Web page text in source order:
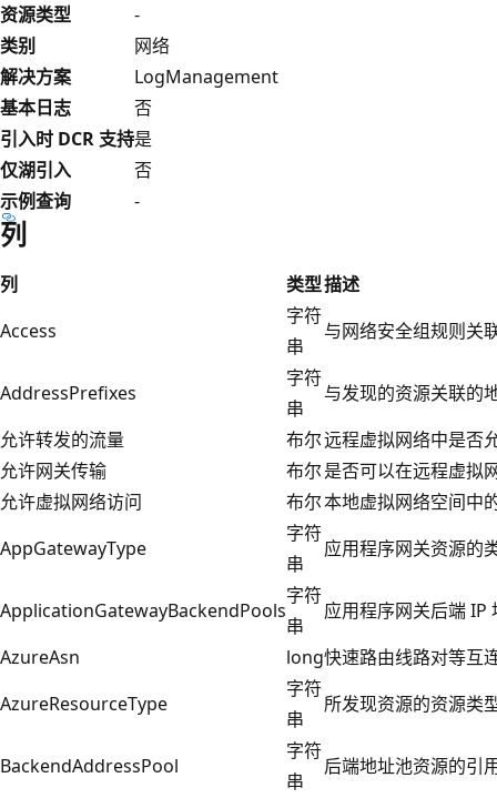
资源类型
-
类别
网络
解决方案
LogManagement
基本日志
否
引入时 DCR 支持是
仅湖引入
否
示例查询
-
列
列 类型描述
Access
字符
串
与网络安全组规则关
AddressPrefixes
字符
串
与发现的资源关联的
允许转发的流量
布尔远程虚拟网络中是否
允许网关传输
布尔是否可以在远程虚拟
允许虚拟网络访问
布尔本地虚拟网络空间中
AppGatewayType
字符
串
应用程序网关资源的
ApplicationGatewayBackendPools
字符
串
应用程序网关后端 IP
AzureAsn
long快速路由线路对等互
AzureResourceType
字符
串
所发现资源的资源类
BackendAddressPool
字符
串
后端地址池资源的引